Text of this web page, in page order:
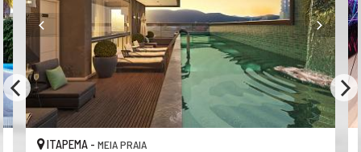
ITAPEMA -MEIA PRAIA